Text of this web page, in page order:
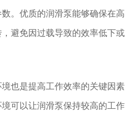
。优质的润滑泵能够确保在高
避免因过载导致的效率低下或
也是提高工作效率的关键因素
可以让润滑泵保持较高的工作